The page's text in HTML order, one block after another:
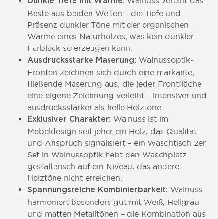
Beste aus beiden Welten – die Tiefe und
Präsenz dunkler Töne mit der organischen
Wärme eines Naturholzes, was kein dunkler
Farblack so erzeugen kann.
Ausdrucksstarke Maserung: Walnussoptik-
Fronten zeichnen sich durch eine markante,
fließende Maserung aus, die jeder Frontfläche
eine eigene Zeichnung verleiht – intensiver und
ausdrucksstärker als helle Holztöne.
Exklusiver Charakter: Walnuss ist im
Möbeldesign seit jeher ein Holz, das Qualität
und Anspruch signalisiert – ein Waschtisch 2er
Set in Walnussoptik hebt den Waschplatz
gestalterisch auf ein Niveau, das andere
Holztöne nicht erreichen.
Spannungsreiche Kombinierbarkeit: Walnuss
harmoniert besonders gut mit Weiß, Hellgrau
und matten Metalltönen – die Kombination aus